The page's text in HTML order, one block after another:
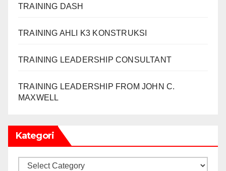
TRAINING DASH
TRAINING AHLI K3 KONSTRUKSI
TRAINING LEADERSHIP CONSULTANT
TRAINING LEADERSHIP FROM JOHN C.
MAXWELL
Kategori
Kategori